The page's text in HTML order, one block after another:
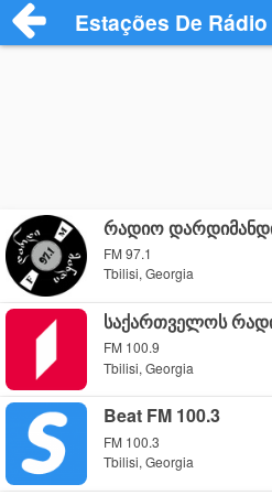
Estações De Rádio
რადიო
FM 97.1
Tbilisi, Georgia
საქართველოს
FM 100.9
Tbilisi, Georgia
Beat FM 100.3
FM 100.3
Tbilisi, Georgia